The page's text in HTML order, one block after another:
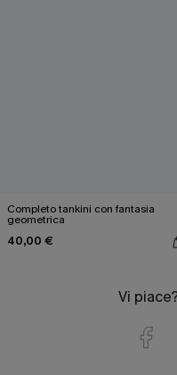
Completo tankini con fantasia
geometrica
40,00 €
Vi